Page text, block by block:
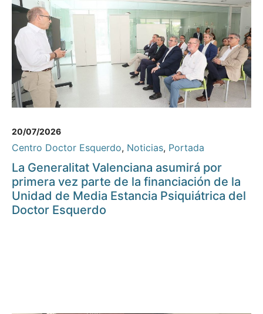
20/07/2026
Centro Doctor Esquerdo, Noticias, Portada
La Generalitat Valenciana asumirá por
primera vez parte de la financiación de la
Unidad de Media Estancia Psiquiátrica del
Doctor Esquerdo